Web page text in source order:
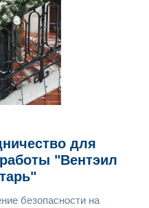
для
"Вентэил
безопасности на